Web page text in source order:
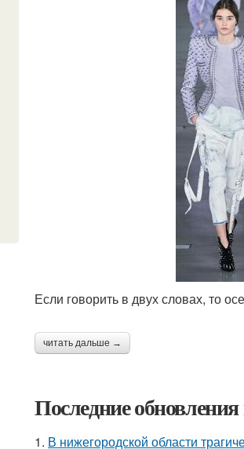
Если говорить в двух словах, то
читать дальше →
Последние обновления
1. В нижегородской области